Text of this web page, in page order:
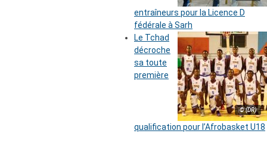
entraîneurs pour la Licence D
fédérale à Sarh
© (DR)
Le Tchad
décroche
sa toute
première
qualification pour l’Afrobasket U18